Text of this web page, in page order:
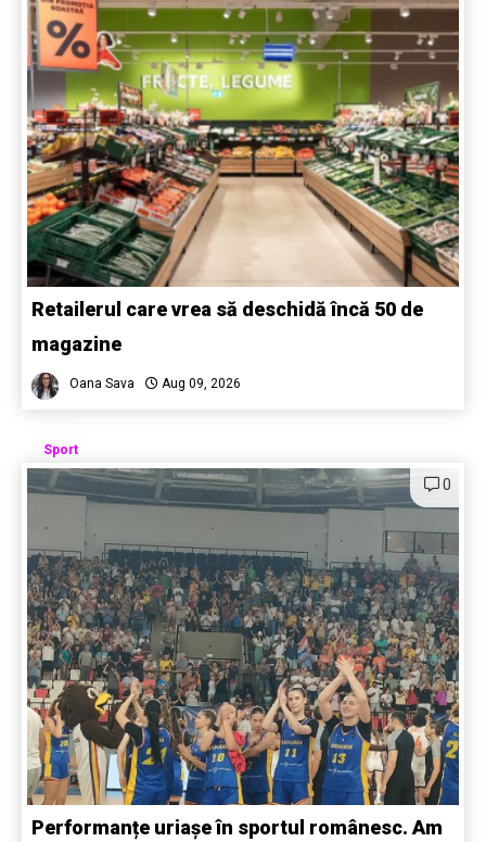
Retailerul care vrea să deschidă încă 50 de
magazine
Oana Sava Aug 09, 2026
Sport
0
Performanțe uriașe în sportul românesc. Am